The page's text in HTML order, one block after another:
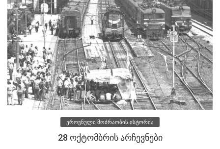
ეროვნული მოძრაობის ისტორია
28 ოქტომბრის არჩევნები